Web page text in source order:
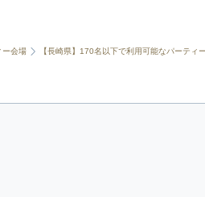
ー会場 【長崎県】170名以下で利用可能なパーティ